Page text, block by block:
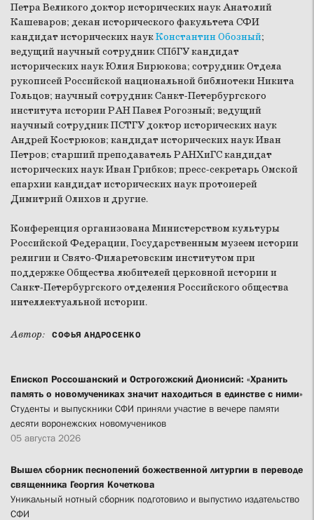
Петра Великого доктор исторических наук Анатолий
Кашеваров; декан исторического факультета СФИ
кандидат исторических наукКонстантин Обозный;
ведущий научный сотрудник СПбГУ кандидат
исторических наук Юлия Бирюкова; сотрудник Отдела
рукописей Российской национальной библиотеки Никита
Гольцов; научный сотрудник Санкт-Петербургского
института истории РАН Павел Рогозный; ведущий
научный сотрудник ПСТГУ доктор исторических наук
Андрей Кострюков; кандидат исторических наук Иван
Петров; старший преподаватель РАНХиГС кандидат
исторических наук Иван Грибков; пресс-секретарь Омской
епархии кандидат исторических наук протоиерей
Димитрий Олихов и другие.
Конференция организована Министерством культуры
Российской Федерации, Государственным музеем истории
религии и Свято-Филаретовским институтом при
поддержке Общества любителей церковной истории и
Санкт-Петербургского отделения Российского общества
интеллектуальной истории.
Автор: СОФЬЯ АНДРОСЕНКО
Епископ Россошанский и Острогожский Дионисий: «Хранить
память о новомучениках значит находиться в единстве с ними»
Студенты и выпускники СФИ приняли участие в вечере памяти
десяти воронежских новомучеников
05 августа 2026
Вышел сборник песнопений божественной литургии в переводе
священника Георгия Кочеткова
Уникальный нотный сборник подготовило и выпустило издательство
СФИ